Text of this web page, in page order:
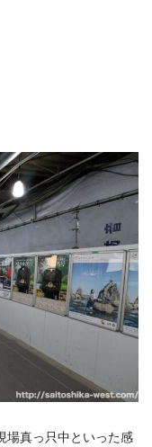
場真っ只中といった感